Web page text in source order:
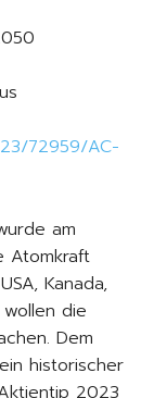
72959/AC-
am
Atomkraft
Kanada,
die
Dem
historischer
2023